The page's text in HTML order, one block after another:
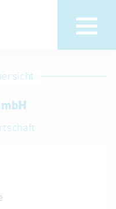
Eintrag
löschen
Aktualisieren
Bavaria“